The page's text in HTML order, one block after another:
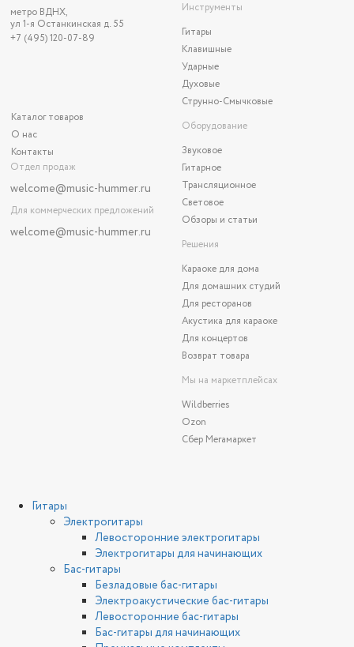
метро ВДНХ,
ул 1-я Останкинская д. 55
+7 (495) 120-07-89
Каталог товаров
О нас
Контакты
Отдел продаж
welcome@music-hummer.ru
Для коммерческих предложений
welcome@music-hummer.ru
Инструменты
Гитары
Клавишные
Ударные
Духовые
Струнно-Смычковые
Оборудование
Звуковое
Гитарное
Трансляционное
Световое
Обзоры и статьи
Решения
Караоке для дома
Для домашних студий
Для ресторанов
Акустика для караоке
Для концертов
Возврат товара
Мы на маркетплейсах
Wildberries
Ozon
Сбер Мегамаркет
Гитары
Электрогитары
Левосторонние электрогитары
Электрогитары для начинающих
Бас-гитары
Безладовые бас-гитары
Электроакустические бас-гитары
Левосторонние бас-гитары
Бас-гитары для начинающих